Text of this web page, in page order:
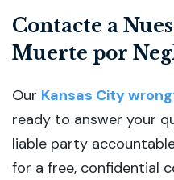
Contacte a
Muerte por
Our Kansas City
ready to answer your
liable party
for a free, confidential